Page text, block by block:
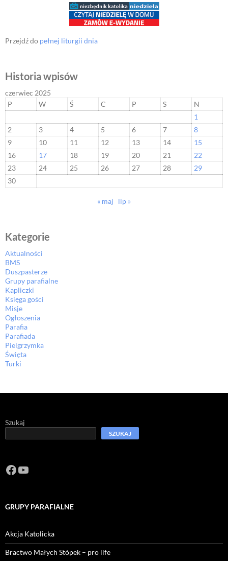
Przejdź do pełnej liturgii dnia
Historia wpisów
czerwiec 2025
P
W Ś C P S
N
1
2
3 4 5 6 7
8
9
10 11 12 13 14
15
16
17 18 19 20 21
22
23
24 25 26 27 28
29
30
« maj lip »
Kategorie
Aktualności
BMS
Duszpasterze
Grupy parafialne
Kapliczki
Księga gości
Misje
Ogłoszenia
Parafia
Parafiada
Pielgrzymka
Święta
Turki
Szukaj
SZUKAJ
Facebook
https://www.youtube.com/channel/
GRUPY PARAFIALNE
Akcja Katolicka
Bractwo Małych Stópek – pro life